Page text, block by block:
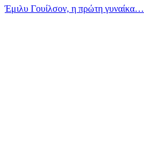
Έμιλυ Γουίλσον, η πρώτη γυναίκα…